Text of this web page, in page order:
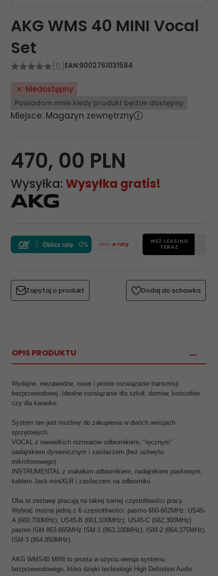
AKG WMS 40 MINI Vocal
Set
(0)EAN:9002761031584
Niedostępny
Powiadom mnie kiedy produkt będzie dostępny
Miejsce: Magazyn zewnętrzny
470, 00 PLN
Wysyłka: Wysyłka gratis!
0%
WEŹ LEASING
TERAZ
Zapytaj o produkt Dodaj do schowka
OPIS PRODUKTU
Wydajne, niezawodne, nowe i proste rozwiązanie transmisji
bezprzewodowej. Idealne rozwiązanie dla szkół, domów, kościołów
czy dla karaoke.
System ten jest możliwy do zakupienia w dwóch wersjach
sprzętowych:
VOCAL z niewielkich rozmiarów odbiornikiem, "ręcznym"
nadajnikiem dynamicznym i zasilaczem (bez uchwytu
mikrofonowego)
INSTRUMENTAL z malutkim odbiornikiem, nadajnikiem paskowym,
kablem Jack-miniXLR i zasilaczem na odbiorniku
Oba te zestawy pracują na takiej samej częstotliwości pracy.
Wybrać można jedną z 6 częstotliwości: pasmo 660-662MHz: US45-
A (660,700MHz), US45-B (661,100MHz), US45-C (662,300MHz)
pasmo ISM 863-865MHz ISM-1 (863,100MHz), ISM-2 (864,375MHz),
ISM-3 (864,850MHz).
AKG WMS40 MINI to prosta w użyciu wersja systemu
bezprzewodowego, która dzięki technologii High Definition Audio